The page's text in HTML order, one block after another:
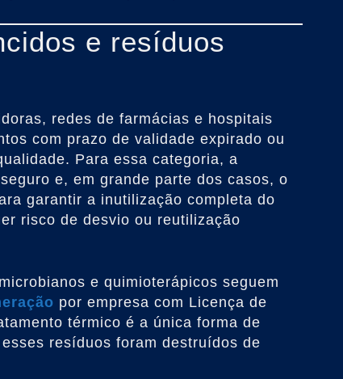
e resíduos
redes de farmácias e hospitais
com prazo de validade expirado ou
Para essa categoria, a
e, em grande parte dos casos, o
garantir a inutilização completa do
risco de desvio ou reutilização
e quimioterápicos seguem
por empresa com Licença de
térmico é a única forma de
resíduos foram destruídos de